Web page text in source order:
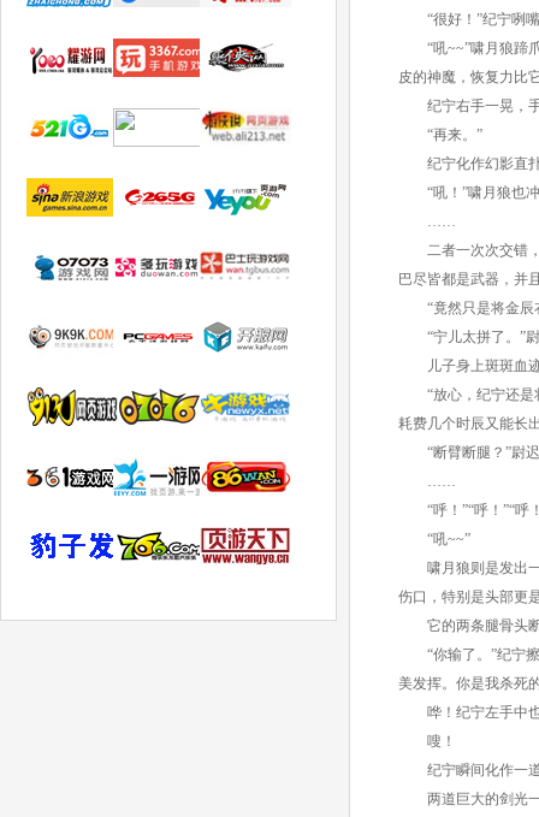
“很好！”纪宁咧嘴
“吼~~”啸月狼蹄爪
皮的神魔，恢复力比
纪宁右手一晃，手
“再来。”
纪宁化作幻影直
“吼！”啸月狼也
……
二者一次次交错，
巴尽皆都是武器，并
“竟然只是将金辰
“宁儿太拼了。”尉
儿子身上斑斑血迹
“放心，纪宁还是
耗费几个时辰又能长
“断臂断腿？”尉迟
……
“呼！”“呼！”“呼
“吼~~”
啸月狼则是发出一
伤口，特别是头部更
它的两条腿骨头断
“你输了。”纪宁擦
美发挥。你是我杀死
哗！纪宁左手中也
嗖！
纪宁瞬间化作一道
两道巨大的剑光一